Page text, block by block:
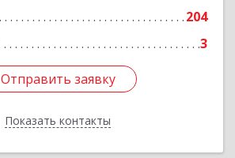
204
3
Отправить заявку
Показать контакты
Подробнее
Отправить заявку
Назад